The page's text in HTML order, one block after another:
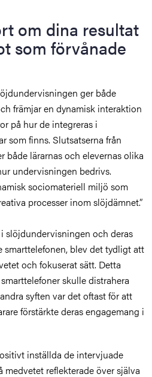
om dina resultat
som förvånade
ger både
främjar en dynamisk interaktion
på hur de integreras i
som finns. Slutsatserna från
lärarnas och elevernas olika
undervisningen bedrivs.
sociomateriell miljö som
processer inom slöjdämnet.”
slöjdundervisningen och deras
blev det tydligt att
och fokuserat sätt. Detta
skulle distrahera
syften var det oftast för att
förstärkte deras engagemang i
inställda de intervjuade
reflekterade över själva